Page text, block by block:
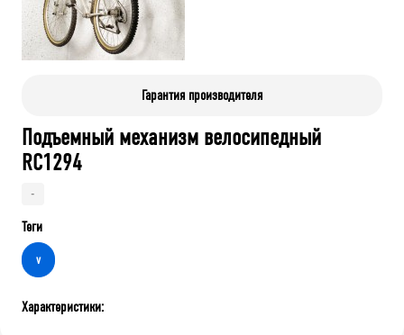
Гарантия производителя
Подъемный механизм велосипедный
RC1294
-
Теги
v
Характеристики: